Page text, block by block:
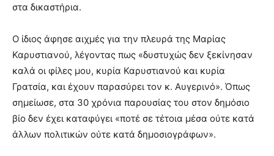
στα δικαστήρια.
Ο ίδιος άφησε αιχμές για την πλευρά της Μαρίας
Καρυστιανού, λέγοντας πως «δυστυχώς δεν ξεκίνησαν
καλά οι φίλες μου, κυρία Καρυστιανού και κυρία
Γρατσία, και έχουν παρασύρει τον κ. Αυγερινό». Όπως
σημείωσε, στα 30 χρόνια παρουσίας του στον δημόσιο
βίο δεν έχει καταφύγει «ποτέ σε τέτοια μέσα ούτε κατά
άλλων πολιτικών ούτε κατά δημοσιογράφων».